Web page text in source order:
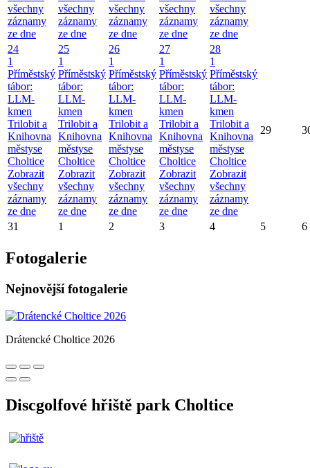
všechny
záznamy
ze dne
všechny
záznamy
ze dne
všechny
záznamy
ze dne
všechny
záznamy
ze dne
všechny
záznamy
ze dne
24
1
Příměstský
tábor:
LLM-
kmen
Trilobit a
Knihovna
městyse
Choltice
Zobrazit
všechny
záznamy
ze dne
25
1
Příměstský
tábor:
LLM-
kmen
Trilobit a
Knihovna
městyse
Choltice
Zobrazit
všechny
záznamy
ze dne
26
1
Příměstský
tábor:
LLM-
kmen
Trilobit a
Knihovna
městyse
Choltice
Zobrazit
všechny
záznamy
ze dne
27
1
Příměstský
tábor:
LLM-
kmen
Trilobit a
Knihovna
městyse
Choltice
Zobrazit
všechny
záznamy
ze dne
28
1
Příměstský
tábor:
LLM-
kmen
Trilobit a
Knihovna
městyse
Choltice
Zobrazit
všechny
záznamy
ze dne
29
31 1 2 3 4 5 6
Fotogalerie
Nejnovější fotogalerie
Drátencké Choltice 2026
Discgolfové hřiště park Choltice